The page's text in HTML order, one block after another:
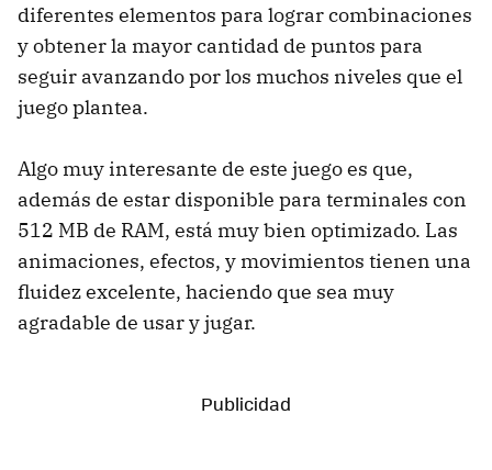
diferentes elementos para lograr combinaciones
y obtener la mayor cantidad de puntos para
seguir avanzando por los muchos niveles que el
juego plantea.
Algo muy interesante de este juego es que,
además de estar disponible para terminales con
512 MB de RAM, está muy bien optimizado. Las
animaciones, efectos, y movimientos tienen una
fluidez excelente, haciendo que sea muy
agradable de usar y jugar.